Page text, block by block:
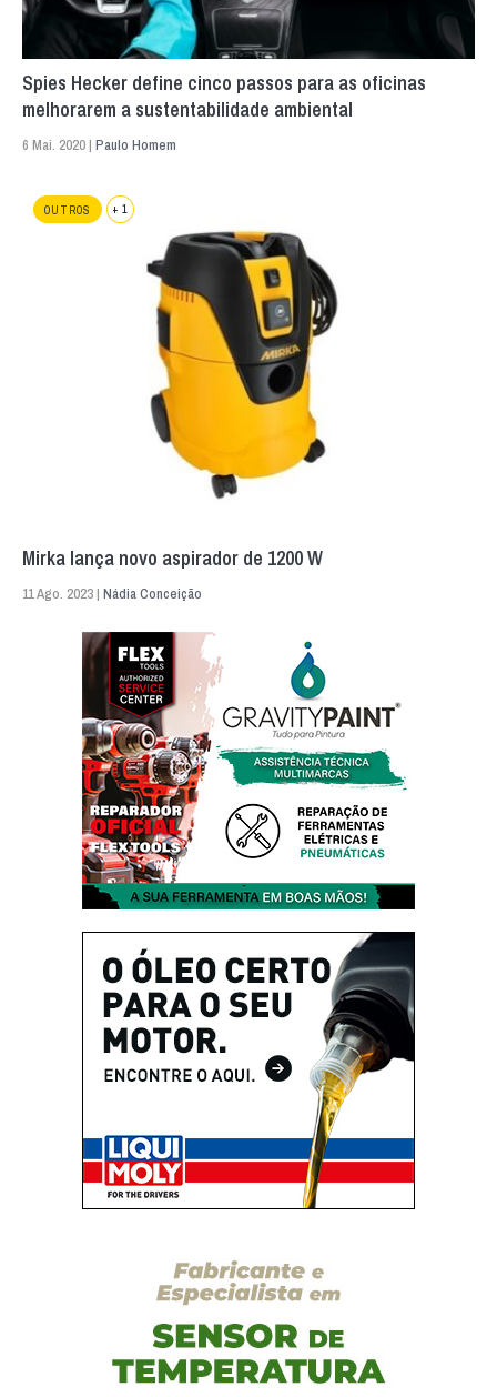
Spies Hecker define cinco passos para as oficinas
melhorarem a sustentabilidade ambiental
6 Mai. 2020 | Paulo Homem
OUTROS + 1
Mirka lança novo aspirador de 1200 W
11 Ago. 2023 | Nádia Conceição